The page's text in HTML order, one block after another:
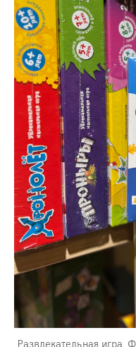
Развлекательная игра.